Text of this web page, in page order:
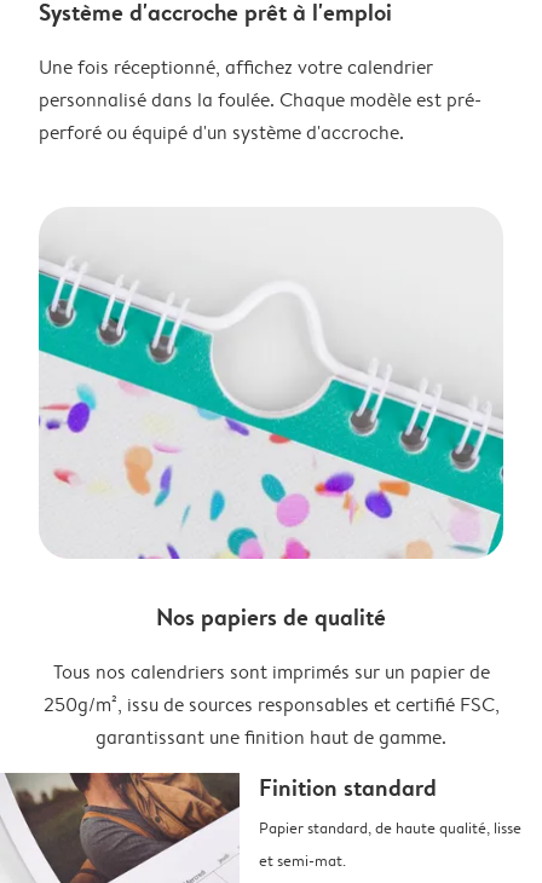
Système d'accroche prêt à l'emploi
Une fois réceptionné, affichez votre calendrier
personnalisé dans la foulée. Chaque modèle est pré-
perforé ou équipé d'un système d'accroche.
Nos papiers de qualité
Tous nos calendriers sont imprimés sur un papier de
250g/m², issu de sources responsables et certifié FSC,
garantissant une finition haut de gamme.
Finition standard
Papier standard, de haute qualité, lisse
et semi-mat.